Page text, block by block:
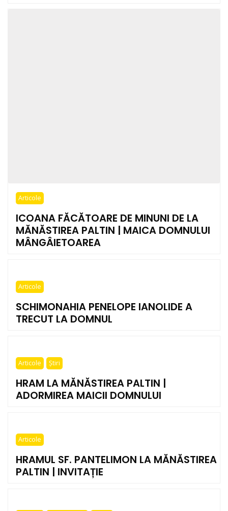
Articole
ICOANA FĂCĂTOARE DE MINUNI DE LA
MĂNĂSTIREA PALTIN | MAICA DOMNULUI
MÂNGÂIETOAREA
Articole
SCHIMONAHIA PENELOPE IANOLIDE A
TRECUT LA DOMNUL
Articole Știri
HRAM LA MĂNĂSTIREA PALTIN |
ADORMIREA MAICII DOMNULUI
Articole
HRAMUL SF. PANTELIMON LA MĂNĂSTIREA
PALTIN | INVITAȚIE